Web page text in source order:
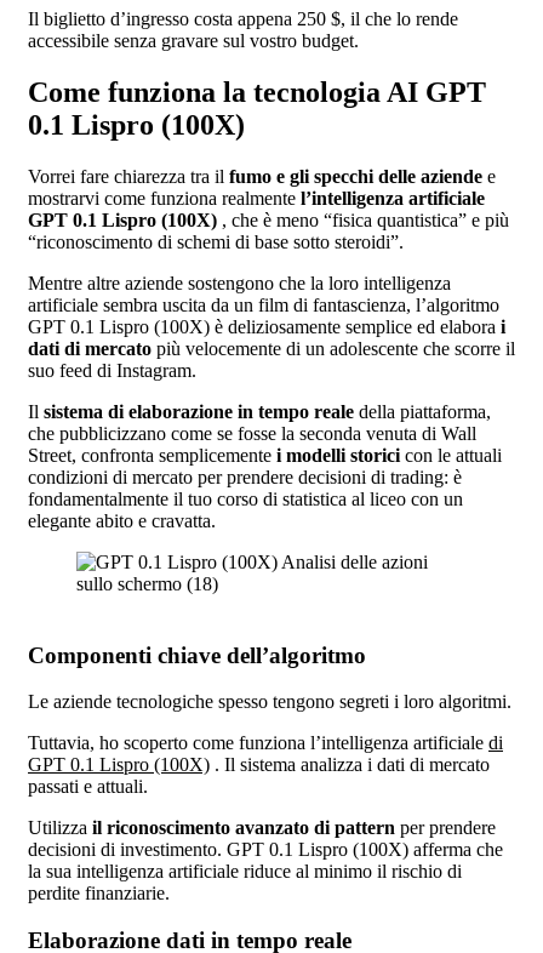
Il biglietto d’ingresso costa appena 250 $, il che lo rende
accessibile senza gravare sul vostro budget.
Come funziona la tecnologia AI GPT
0.1 Lispro (100X)
Vorrei fare chiarezza tra il fumo e gli specchi delle aziende e
mostrarvi come funziona realmente l’intelligenza artificiale
GPT 0.1 Lispro (100X) , che è meno “fisica quantistica” e più
“riconoscimento di schemi di base sotto steroidi”.
Mentre altre aziende sostengono che la loro intelligenza
artificiale sembra uscita da un film di fantascienza, l’algoritmo
GPT 0.1 Lispro (100X) è deliziosamente semplice ed elabora i
dati di mercato più velocemente di un adolescente che scorre il
suo feed di Instagram.
Il sistema di elaborazione in tempo reale della piattaforma,
che pubblicizzano come se fosse la seconda venuta di Wall
Street, confronta semplicemente i modelli storici con le attuali
condizioni di mercato per prendere decisioni di trading: è
fondamentalmente il tuo corso di statistica al liceo con un
elegante abito e cravatta.
Componenti chiave dell’algoritmo
Le aziende tecnologiche spesso tengono segreti i loro algoritmi.
Tuttavia, ho scoperto come funziona l’intelligenza artificiale di
GPT 0.1 Lispro (100X) . Il sistema analizza i dati di mercato
passati e attuali.
Utilizza il riconoscimento avanzato di pattern per prendere
decisioni di investimento. GPT 0.1 Lispro (100X) afferma che
la sua intelligenza artificiale riduce al minimo il rischio di
perdite finanziarie.
Elaborazione dati in tempo reale